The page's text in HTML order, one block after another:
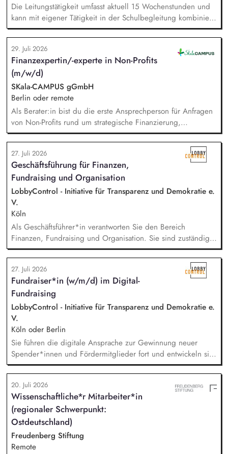
Die Leitungstätigkeit umfasst aktuell 15 Wochenstunden und
kann mit eigener Tätigkeit in der Schulbegleitung kombiniert
werden. Aufgaben: Kapazitätsplanung und Stellenvertretung,
Einarbeitung neuer Mitarbeitenden, Zielvereinbarung und
Entwicklungsgespräche mit Mitarbeitenden, Förderung
Teambuilding und Teamarbeit, Qualitätssicherung der
pädagogischen Arbeit im Hilfeplanverfahren, Kommunikation
im Hinblick auf die Schnittstelle zwischen RheinFlanke und
Schule.
29. Juli 2026
Finanzexpertin/-experte in Non-Profits
(m/w/d)
SKala-CAMPUS gGmbH
Berlin oder remote
Als Berater:in bist du die erste Ansprechperson für Anfragen
von Non-Profits rund um strategische Finanzierung,
Finanzmanagement und Fundraising. Dabei entwickelst du
den gesamten Prozess von der Anfrage über
Angebotserstellung bis zur eigenverantwortlichen Umsetzung.
Auf Basis der jeweiligen Herausforderungen entwickelst du
passgenaue Beratungsprozesse und berätst Organisationen zu
zentralen Fragen ihrer finanziellen Steuerung und
strategischen Weiterentwicklung.
27. Juli 2026
Geschäftsführung für Finanzen,
Fundraising und Organisation
LobbyControl - Initiative für Transparenz und Demokratie e.
V.
Köln
Als Geschäftsführer*in verantworten Sie den Bereich
Finanzen, Fundraising und Organisation. Sie sind zuständig
für die Finanzplanung, das Controlling und die Organisation
des Rechnungswesens. Sie leiten das Fundraising-Team und
entwickeln eine nachhaltige Fundraising Strategie. Sie sind
verantwortlich für das Personalmanagement und die operative
Steuerung von Prozessen zur Organisationsentwicklung.
27. Juli 2026
Fundraiser*in (w/m/d) im Digital-
Fundraising
LobbyControl - Initiative für Transparenz und Demokratie e.
V.
Köln oder Berlin
Sie führen die digitale Ansprache zur Gewinnung neuer
Spender*innen und Fördermitglieder fort und entwickeln sie
weiter. Sie sind verantwortlich für unsere E-Mailings und
steuern diese ganzheitlich - angefangen bei der Planung,
Zielgruppensegmentierung und Themenauswahl übers Texten
bis hin zur technischen Abwicklung und deren
kontinuierlichen Optimierung und Weiterentwicklung.
20. Juli 2026
Wissenschaftliche*r Mitarbeiter*in
(regionaler Schwerpunkt:
Ostdeutschland)
Freudenberg Stiftung
Remote